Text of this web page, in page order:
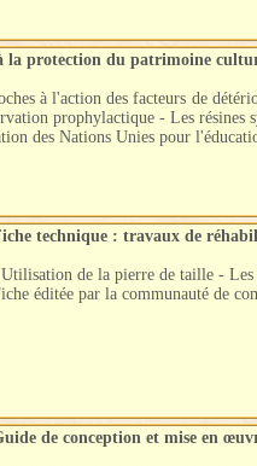
la protection du patrimoine
à l'action des facteurs de
prophylactique - Les
des Nations Unies pour
technique : travaux de
Utilisation de la pierre de taille -
éditée par la communauté de
de conception et mise en